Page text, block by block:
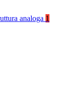
analoga 1